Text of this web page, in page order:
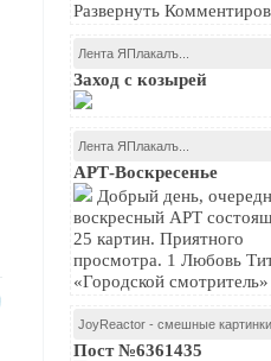
Развернуть
Лента ЯПлакалъ...
Заход с козырей
Лента ЯПлакалъ...
АРТ-Воскресенье
Добрый день,
воскресный АРТ
25 картин. Приятного
просмотра. 1 Любовь
«Городской смотритель»
JoyReactor - смешные картинки
Пост №6361435